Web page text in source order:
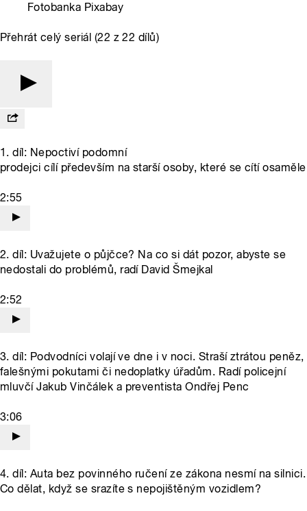
Fotobanka Pixabay
Přehrát celý seriál (22 z 22 dílů)
1. díl: Nepoctiví podomní
prodejci cílí především na starší osoby, které se cítí osaměle
2:55
2. díl: Uvažujete o půjčce? Na co si dát pozor, abyste se
nedostali do problémů, radí David Šmejkal
2:52
3. díl: Podvodníci volají ve dne i v noci. Straší ztrátou peněz,
falešnými pokutami či nedoplatky úřadům. Radí policejní
mluvčí Jakub Vinčálek a preventista Ondřej Penc
3:06
4. díl: Auta bez povinného ručení ze zákona nesmí na silnici.
Co dělat, když se srazíte s nepojištěným vozidlem?